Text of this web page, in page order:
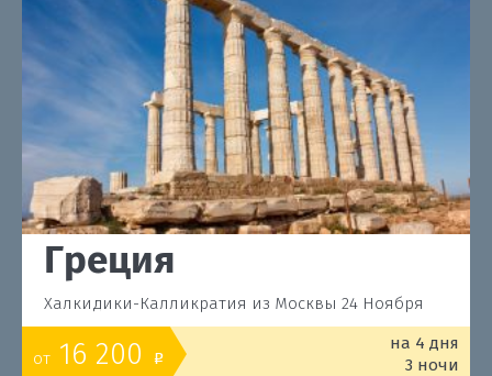
Греция
Халкидики-Калликратия из Москвы 24 Ноября
от 16 200 o
на 4 дня
3 ночи